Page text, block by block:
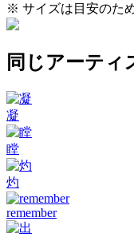
※ サイズは目安のた
同じアーティ
凝
瞠
灼
remember